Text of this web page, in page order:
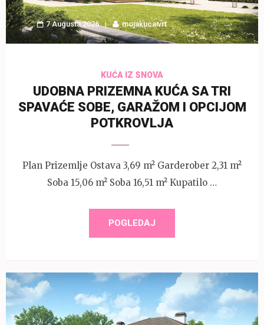
7 Augusta 2026 mojakucaivrt
KUĆA IZ SNOVA
UDOBNA PRIZEMNA KUĆA SA TRI
SPAVAĆE SOBE, GARAŽOM I OPCIJOM
POTKROVLJA
Plan Prizemlje Ostava 3,69 m² Garderober 2,31 m²
Soba 15,06 m² Soba 16,51 m² Kupatilo …
POGLEDAJ